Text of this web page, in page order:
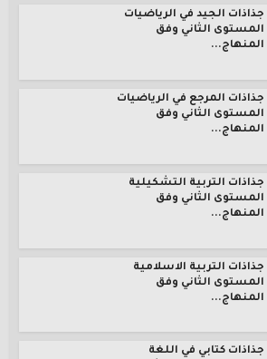
جذاذات الجيد في الرياضيات
المستوى الثاني وفق
المنهاج...
جذاذات المرجع في الرياضيات
المستوى الثاني وفق
المنهاج...
جذاذات التربية التشكيلية
المستوى الثاني وفق
المنهاج...
جذاذات التربية الاسلامية
المستوى الثاني وفق
المنهاج...
جذاذات كتابي في اللغة